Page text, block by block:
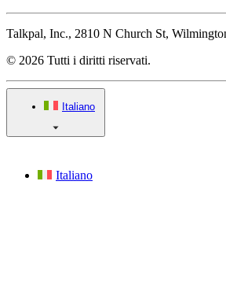
Talkpal, Inc., 2810 N Church St,
© 2026 Tutti i diritti riservati.
Italiano
Italiano